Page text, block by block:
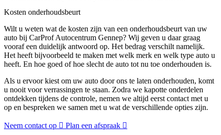
Kosten onderhoudsbeurt
Wilt u weten wat de kosten zijn van een onderhoudsbeurt van uw
auto bij CarProf Autocentrum Gennep? Wij geven u daar graag
vooraf een duidelijk antwoord op. Het bedrag verschilt namelijk.
Het heeft bijvoorbeeld te maken met welk merk en welk type auto u
heeft. En hoe goed of hoe slecht de auto tot nu toe onderhouden is.
Als u ervoor kiest om uw auto door ons te laten onderhouden, komt
u nooit voor verrassingen te staan. Zodra we kapotte onderdelen
ontdekken tijdens de controle, nemen we altijd eerst contact met u
op en bespreken we samen met u wat de verschillende opties zijn.
Neem contact op Plan een afspraak